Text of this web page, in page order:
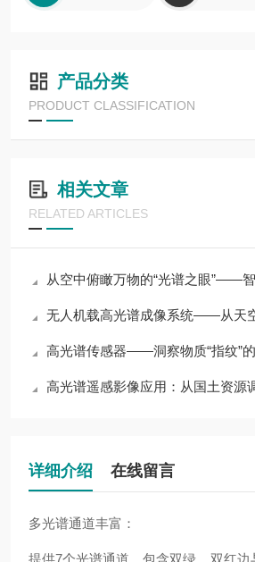
产品分类
PRODUCT CLASSIFICATION
相关文章
RELATED ARTICLES
从空中俯瞰万物的“光谱之眼”——智能机载
无人机载高光谱成像系统——从天空读懂大地
高光谱传感器——洞察物质“指纹”
高光谱遥感影像应用：从国土资源
详细介绍 在线留言
多光谱通道丰富：
提供7个光谱通道，包含双绿、双红